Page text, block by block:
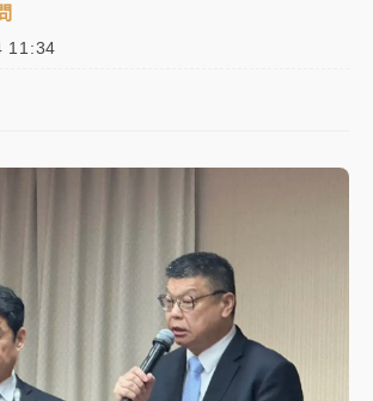
學！47歲法律學霸戰桃園 公開上任首
濟遭詐10億完整始末曝！律師掮客大玩兩
蔡英文成關鍵
｜
柯文哲帶電子手鐶拄拐杖現身／周玉
11:34